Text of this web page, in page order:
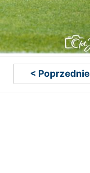
< Poprzednie